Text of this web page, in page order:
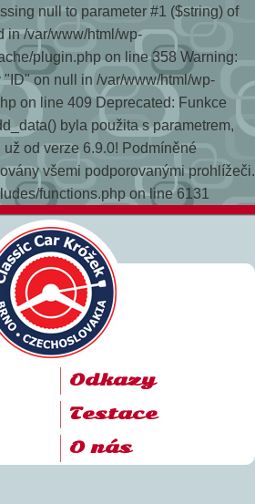
null to parameter #1 ($string) of
in /var/www/html/wp-
plugin.php on line 358 Warning:
"ID" on null in /var/www/html/wp-
on line 409 Deprecated: Funkce
byla použita s parametrem,
už od verze 6.9.0! Podmíněné
všemi podporovanými prohlížeči.
functions.php on line 6131
Odkazy
Testace
O nás